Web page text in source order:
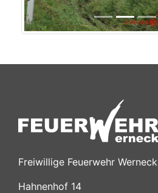
Freiwillige Feuerwehr Werneck
Hahnenhof 14